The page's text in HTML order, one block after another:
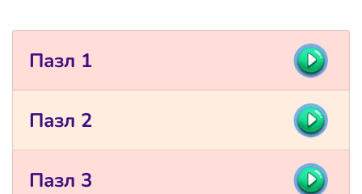
Пазл 1
Пазл 2
Пазл 3